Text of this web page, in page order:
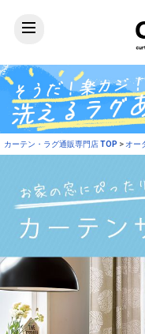
カーテン・ラグ通販専門店 TOP オー